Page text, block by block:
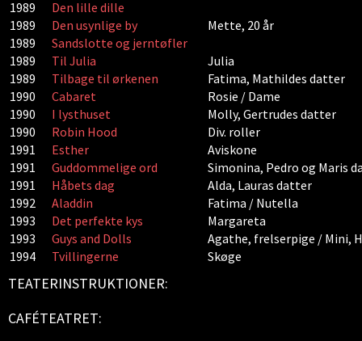
1989
Den lille dille
1989
Den usynlige by
Mette, 20 år
1989
Sandslotte og jerntøfler
1989
Til Julia
Julia
1989
Tilbage til ørkenen
Fatima, Mathildes datter
1990
Cabaret
Rosie / Dame
1990
I lysthuset
Molly, Gertrudes datter
1990
Robin Hood
Div. roller
1991
Esther
Aviskone
1991
Guddommelige ord
Simonina, Pedro og Maris
1991
Håbets dag
Alda, Lauras datter
1992
Aladdin
Fatima / Nutella
1993
Det perfekte kys
Margareta
1993
Guys and Dolls
Agathe, frelserpige / Mini,
1994
Tvillingerne Skøge
TEATERINSTRUKTIONER:
CAFÉTEATRET: